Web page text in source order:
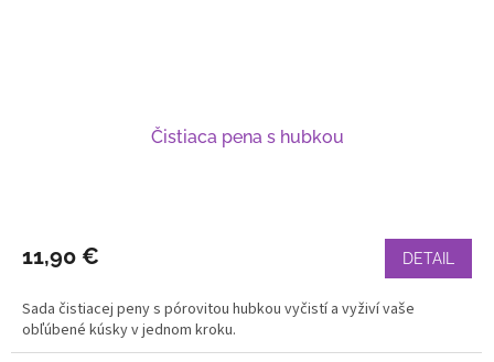
Čistiaca pena s hubkou
11,90 € DETAIL
Sada čistiacej peny s pórovitou hubkou vyčistí a vyživí vaše
obľúbené kúsky v jednom kroku.